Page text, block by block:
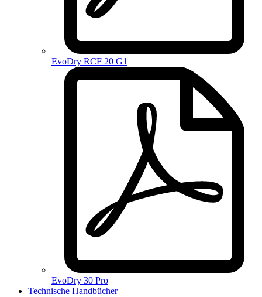
EvoDry RCF 20 G1
EvoDry 30 Pro
Technische Handbücher